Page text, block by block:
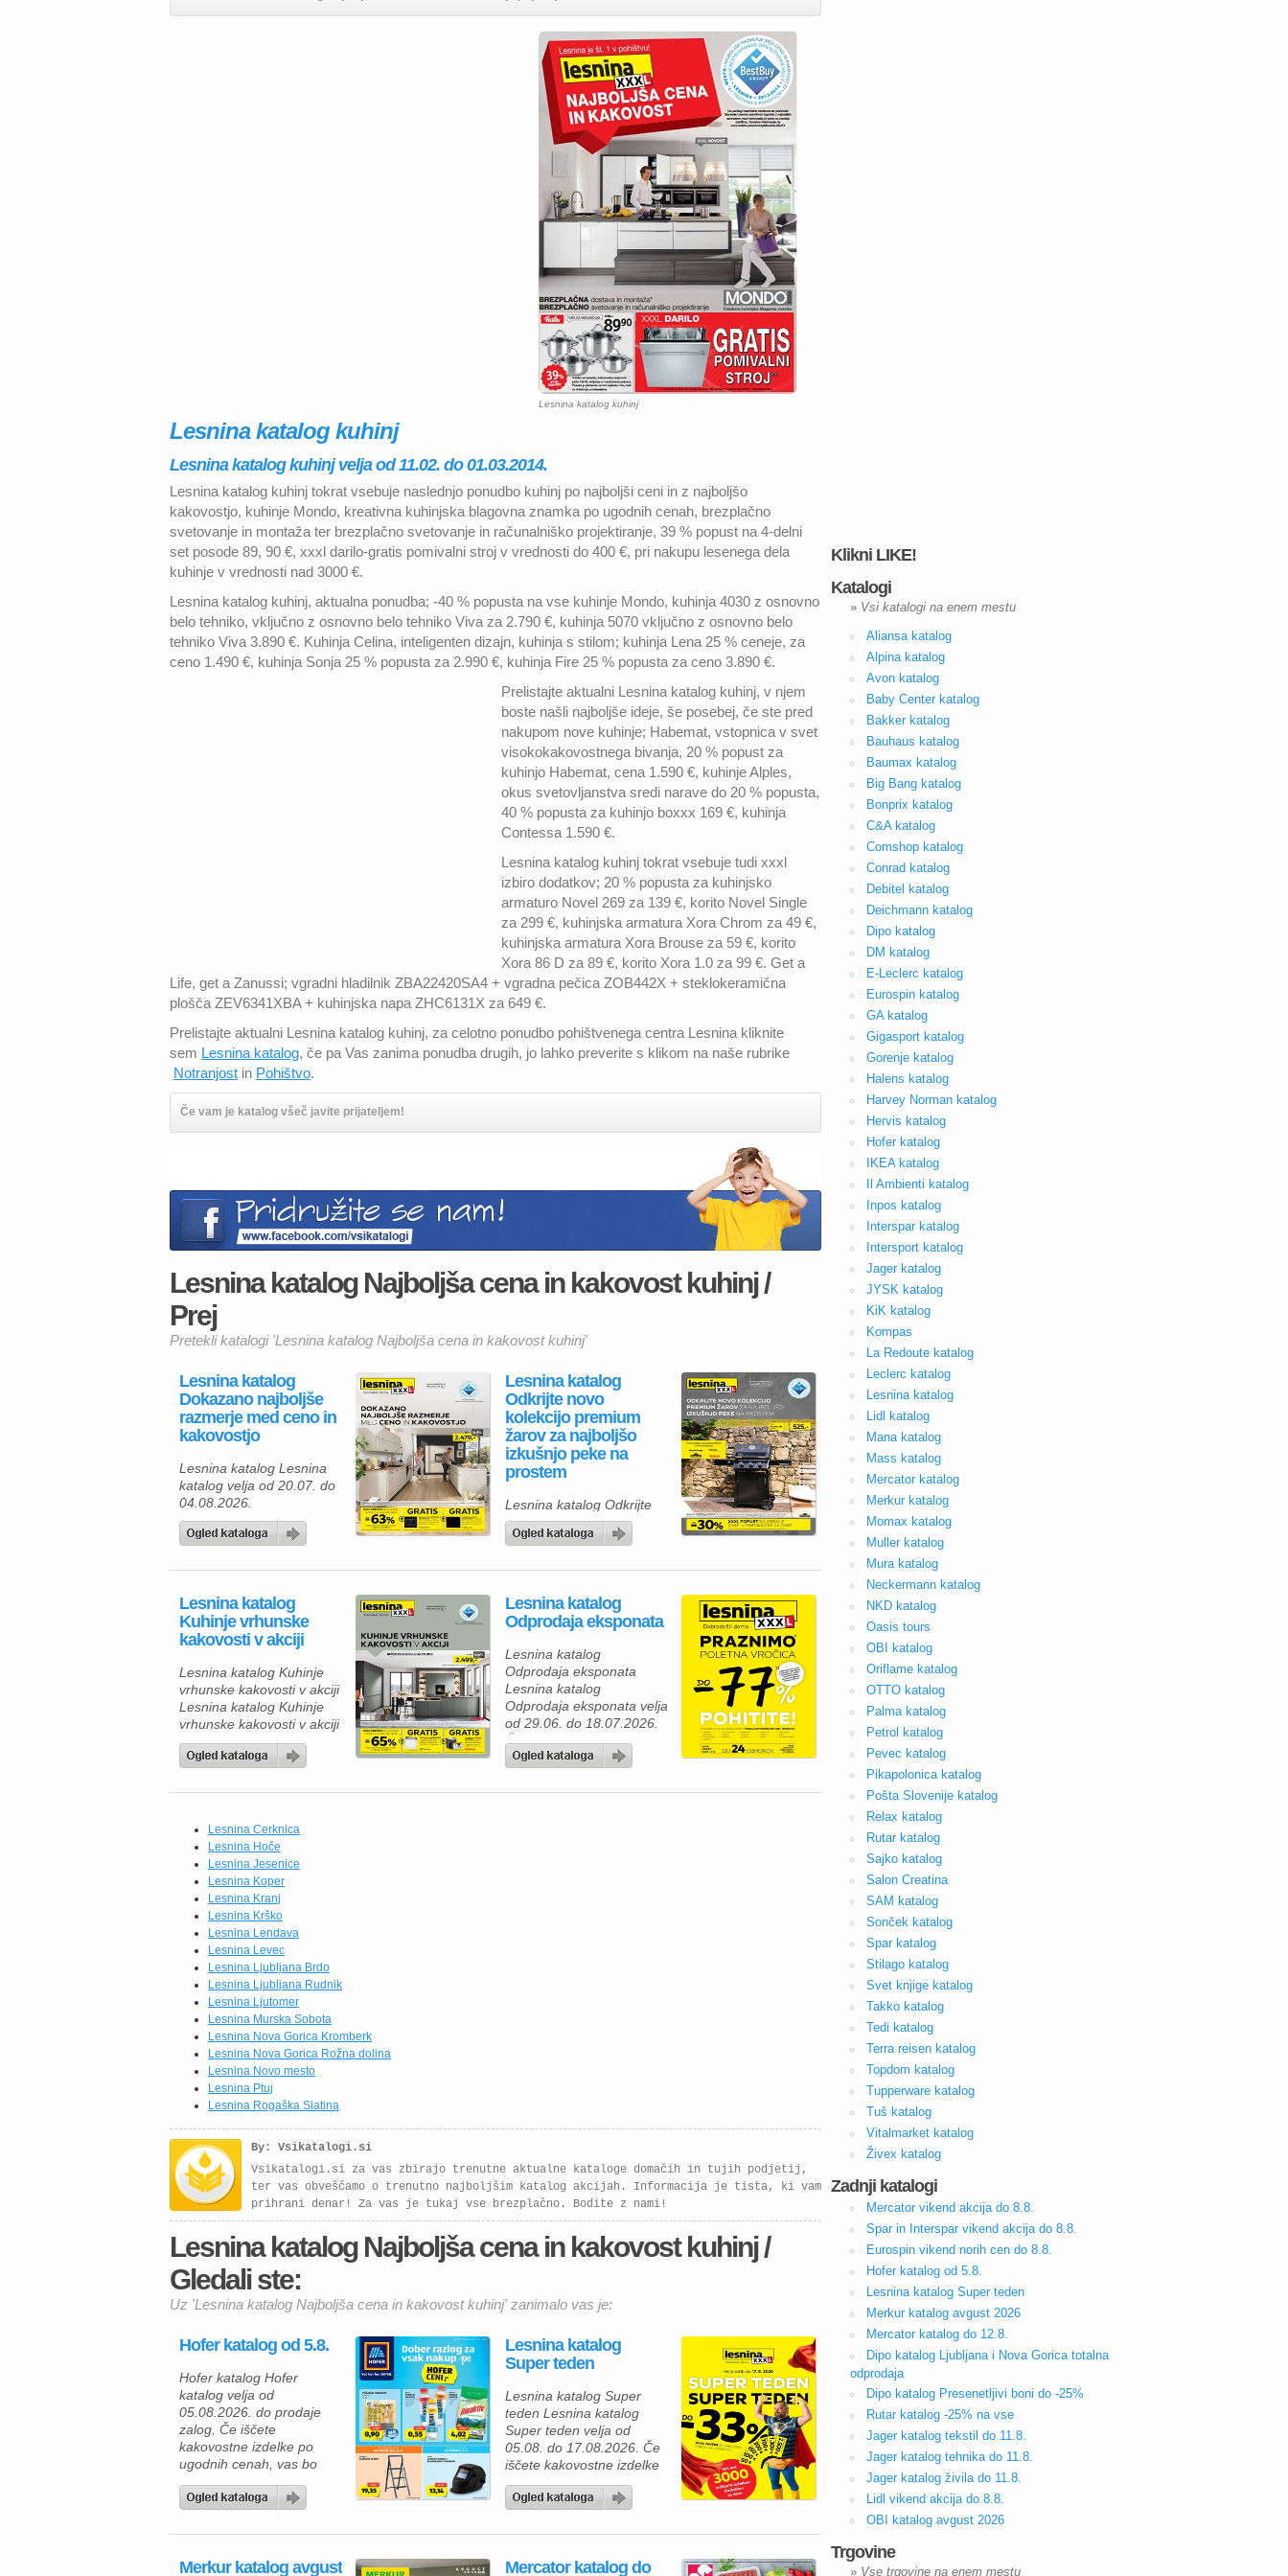
Lesnina katalog kuhinj
Lesnina katalog kuhinj
Lesnina katalog kuhinj velja od 11.02. do 01.03.2014.
Lesnina katalog kuhinj tokrat vsebuje naslednjo ponudbo kuhinj po najboljši ceni in z najboljšo
kakovostjo, kuhinje Mondo, kreativna kuhinjska blagovna znamka po ugodnih cenah, brezplačno
svetovanje in montaža ter brezplačno svetovanje in računalniško projektiranje, 39 % popust na 4-delni
set posode 89, 90 €, xxxl darilo-gratis pomivalni stroj v vrednosti do 400 €, pri nakupu lesenega dela
kuhinje v vrednosti nad 3000 €.
Lesnina katalog kuhinj, aktualna ponudba; -40 % popusta na vse kuhinje Mondo, kuhinja 4030 z osnovno
belo tehniko, vključno z osnovno belo tehniko Viva za 2.790 €, kuhinja 5070 vključno z osnovno belo
tehniko Viva 3.890 €. Kuhinja Celina, inteligenten dizajn, kuhinja s stilom; kuhinja Lena 25 % ceneje, za
ceno 1.490 €, kuhinja Sonja 25 % popusta za 2.990 €, kuhinja Fire 25 % popusta za ceno 3.890 €.
Prelistajte aktualni Lesnina katalog kuhinj, v njem
boste našli najboljše ideje, še posebej, če ste pred
nakupom nove kuhinje; Habemat, vstopnica v svet
visokokakovostnega bivanja, 20 % popust za
kuhinjo Habemat, cena 1.590 €, kuhinje Alples,
okus svetovljanstva sredi narave do 20 % popusta,
40 % popusta za kuhinjo boxxx 169 €, kuhinja
Contessa 1.590 €.
Lesnina katalog kuhinj tokrat vsebuje tudi xxxl
izbiro dodatkov; 20 % popusta za kuhinjsko
armaturo Novel 269 za 139 €, korito Novel Single
za 299 €, kuhinjska armatura Xora Chrom za 49 €,
kuhinjska armatura Xora Brouse za 59 €, korito
Xora 86 D za 89 €, korito Xora 1.0 za 99 €. Get a
Life, get a Zanussi; vgradni hladilnik ZBA22420SA4 + vgradna pečica ZOB442X + steklokeramična
plošča ZEV6341XBA + kuhinjska napa ZHC6131X za 649 €.
Prelistajte aktualni Lesnina katalog kuhinj, za celotno ponudbo pohištvenega centra Lesnina kliknite
sem Lesnina katalog, če pa Vas zanima ponudba drugih, jo lahko preverite s klikom na naše rubrike
Notranjost in Pohištvo.
Če vam je katalog všeč javite prijateljem!
Lesnina katalog Najboljša cena in kakovost kuhinj /
Prej
Pretekli katalogi 'Lesnina katalog Najboljša cena in kakovost kuhinj'
Lesnina katalog
Dokazano najboljše
razmerje med ceno in
kakovostjo
Lesnina katalog Lesnina
katalog velja od 20.07. do
04.08.2026.
Lesnina katalog
Odkrijte novo
kolekcijo premium
žarov za najboljšo
izkušnjo peke na
prostem
Lesnina katalog Odkrijte
novo kolekcijo premium
žarov za najboljšo izkušnjo
katalog velja od 06.07. do
Lesnina katalog
Kuhinje vrhunske
kakovosti v akciji
Lesnina katalog Kuhinje
vrhunske kakovosti v akciji
Lesnina katalog Kuhinje
vrhunske kakovosti v akciji
velja do 18.07.2026. Če
iščete novo kuhinjo, je zdaj
izkoristite ugodnosti iz
Na voljo so sodobne
kuhinje po meri, ki
združujejo vrhunsko
kakovost, funkcionalnost in
eleganten videz. Izbirate
lahko med različnimi
postavitvami in barvnimi
kombinacijami, […]
Lesnina katalog
Odprodaja eksponata
Lesnina katalog
Odprodaja eksponata
Lesnina katalog
Odprodaja eksponata velja
od 29.06. do 18.07.2026.
Če razmišljate o prenovi
svojega doma, je zdaj
izkoristite Lesnina poletno
Lesnina Cerknica
Lesnina Hoče
Lesnina Jesenice
Lesnina Koper
Lesnina Kranj
Lesnina Krško
Lesnina Lendava
Lesnina Levec
Lesnina Ljubljana Brdo
Lesnina Ljubljana Rudnik
Lesnina Ljutomer
Lesnina Murska Sobota
Lesnina Nova Gorica Kromberk
Lesnina Nova Gorica Rožna dolina
Lesnina Novo mesto
Lesnina Ptuj
Lesnina Rogaška Slatina
By: Vsikatalogi.si
Vsikatalogi.si za vas zbirajo trenutne aktualne kataloge domačih in tujih podjetij,
ter vas obveščamo o trenutno najboljšim katalog akcijah. Informacija je tista, ki vam
prihrani denar! Za vas je tukaj vse brezplačno. Bodite z nami!
Lesnina katalog Najboljša cena in kakovost kuhinj /
Gledali ste:
Uz 'Lesnina katalog Najboljša cena in kakovost kuhinj' zanimalo vas je:
Hofer katalog od 5.8.
Hofer katalog Hofer
katalog velja od
05.08.2026. do prodaje
zalog. Če iščete
kakovostne izdelke po
ugodnih cenah, vas bo
zagotovo navdušila. Med
uporabo najdete številne
pijače, izdelke za dom in
Lesnina katalog
Super teden
Lesnina katalog Super
teden Lesnina katalog
Super teden velja od
05.08. do 17.08.2026. Če
iščete kakovostne izdelke
za prijetnejši in lepše
urejen dom, vas bo
Lesnina kataloga zagotovo
odlične akcijske cene in
Merkur katalog avgust Mercator katalog do
Klikni LIKE!
Katalogi
» Vsi katalogi na enem mestu
Aliansa katalog
Alpina katalog
Avon katalog
Baby Center katalog
Bakker katalog
Bauhaus katalog
Baumax katalog
Big Bang katalog
Bonprix katalog
C&A katalog
Comshop katalog
Conrad katalog
Debitel katalog
Deichmann katalog
Dipo katalog
DM katalog
E-Leclerc katalog
Eurospin katalog
GA katalog
Gigasport katalog
Gorenje katalog
Halens katalog
Harvey Norman katalog
Hervis katalog
Hofer katalog
IKEA katalog
Il Ambienti katalog
Inpos katalog
Interspar katalog
Intersport katalog
Jager katalog
JYSK katalog
KiK katalog
Kompas
La Redoute katalog
Leclerc katalog
Lesnina katalog
Lidl katalog
Mana katalog
Mass katalog
Mercator katalog
Merkur katalog
Momax katalog
Muller katalog
Mura katalog
Neckermann katalog
NKD katalog
Oasis tours
OBI katalog
Oriflame katalog
OTTO katalog
Palma katalog
Petrol katalog
Pevec katalog
Pikapolonica katalog
Pošta Slovenije katalog
Relax katalog
Rutar katalog
Sajko katalog
Salon Creatina
SAM katalog
Sonček katalog
Spar katalog
Stilago katalog
Svet knjige katalog
Takko katalog
Tedi katalog
Terra reisen katalog
Topdom katalog
Tupperware katalog
Tuš katalog
Vitalmarket katalog
Živex katalog
Zadnji katalogi
Mercator vikend akcija do 8.8.
Spar in Interspar vikend akcija do 8.8.
Eurospin vikend norih cen do 8.8.
Hofer katalog od 5.8.
Lesnina katalog Super teden
Merkur katalog avgust 2026
Mercator katalog do 12.8.
Dipo katalog Ljubljana i Nova Gorica totalna
odprodaja
Dipo katalog Presenetljivi boni do -25%
Rutar katalog -25% na vse
Jager katalog tekstil do 11.8.
Jager katalog tehnika do 11.8.
Jager katalog živila do 11.8.
Lidl vikend akcija do 8.8.
OBI katalog avgust 2026
Trgovine
» Vse trgovine na enem mestu